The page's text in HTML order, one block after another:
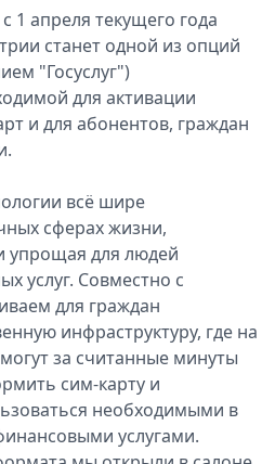
1 апреля текущего года
станет одной из опций
"Госуслуг")
для активации
и для абонентов, граждан
всё шире
сферах жизни,
упрощая для людей
услуг. Совместно с
для граждан
инфраструктуру, где на
за считанные минуты
сим-карту и
необходимыми в
услугами.